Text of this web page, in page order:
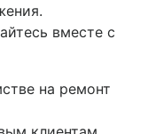
вместе с
на ремонт